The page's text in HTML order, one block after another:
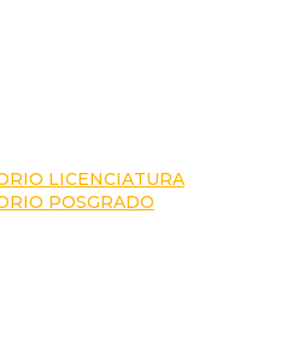
LICENCIATURA
POSGRADO